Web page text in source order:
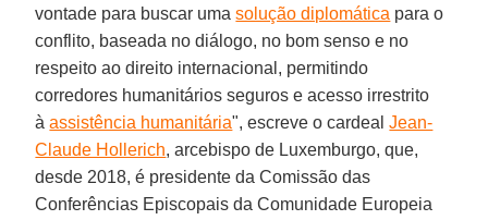
vontade para buscar umasolução diplomática para o
conflito, baseada no diálogo, no bom senso e no
respeito ao direito internacional, permitindo
corredores humanitários seguros e acesso irrestrito
àassistência humanitária", escreve o cardealJean-
Claude Hollerich, arcebispo de Luxemburgo, que,
desde 2018, é presidente da Comissão das
Conferências Episcopais da Comunidade Europeia